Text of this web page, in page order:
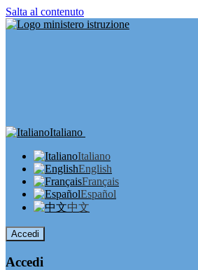
Salta al contenuto
Italiano
Italiano
English
Français
Español
中文
Accedi
Accedi